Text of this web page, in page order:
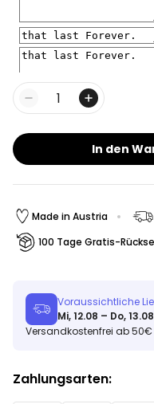
Menge
In den
Made in Austria
100 Tage Gratis-
Voraussichtliche
Mi, 12.08 – Do, 13.08
Versandkostenfrei ab 50€
Zahlungsarten: